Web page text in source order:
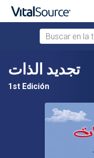
Saltar al contenido
Buscar en la
تجديد الذات
1st Edición